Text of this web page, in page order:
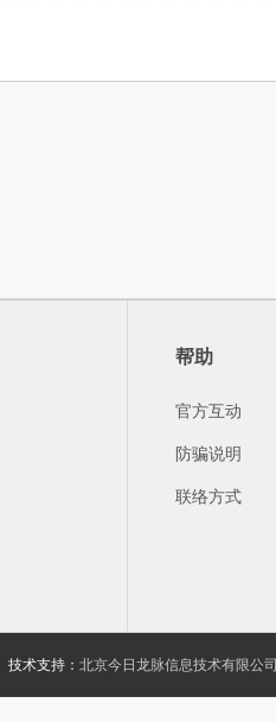
帮助
官方互动
防骗说明
联络方式
支持： 北京今日龙脉信息技术有限公司